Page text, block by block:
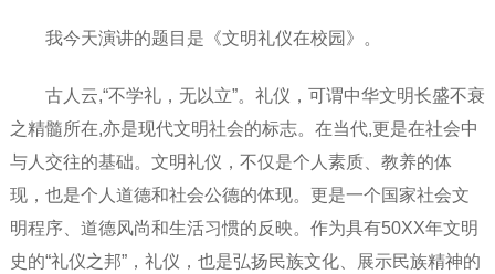
我今天演讲的题目是《文明礼仪在校园》。
古人云,“不学礼，无以立”。礼仪，可谓中华文明长盛不衰
之精髓所在,亦是现代文明社会的标志。在当代,更是在社会中
与人交往的基础。文明礼仪，不仅是个人素质、教养的体
现，也是个人道德和社会公德的体现。更是一个国家社会文
明程序、道德风尚和生活习惯的反映。作为具有50XX年文明
史的“礼仪之邦”，礼仪，也是弘扬民族文化、展示民族精神的